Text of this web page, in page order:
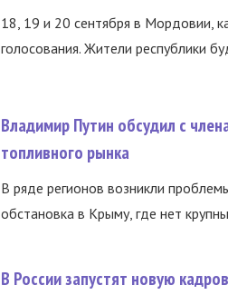
18, 19 и 20 сентября в Мордовии,
голосования. Жители республики
Владимир Путин обсудил с
топливного рынка
В ряде регионов возникли
обстановка в Крыму, где нет
В России запустят новую